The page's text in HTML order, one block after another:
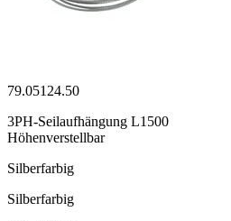
79.05124.50
3PH-Seilaufhängung L1500
Höhenverstellbar
Silberfarbig
Silberfarbig